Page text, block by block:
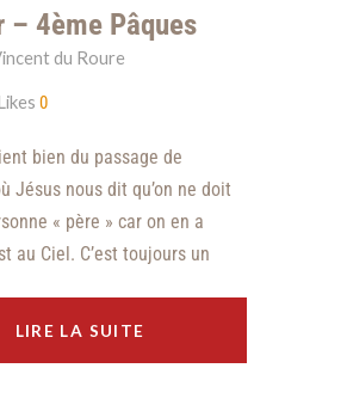
– 4ème Pâques
du Roure
0
bien du passage de
Jésus nous dit qu’on ne doit
« père » car on en a
au Ciel. C’est toujours un
LIRE LA SUITE